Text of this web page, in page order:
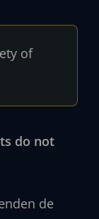
of
do not
de